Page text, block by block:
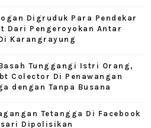
Digruduk Para Pendekar
Dari Pengeroyokan Antar
Karangrayung
Tunggangi Istri Orang,
Colector Di Penawangan
dengan Tanpa Busana
Tetangga Di Facebook
Dipolisikan